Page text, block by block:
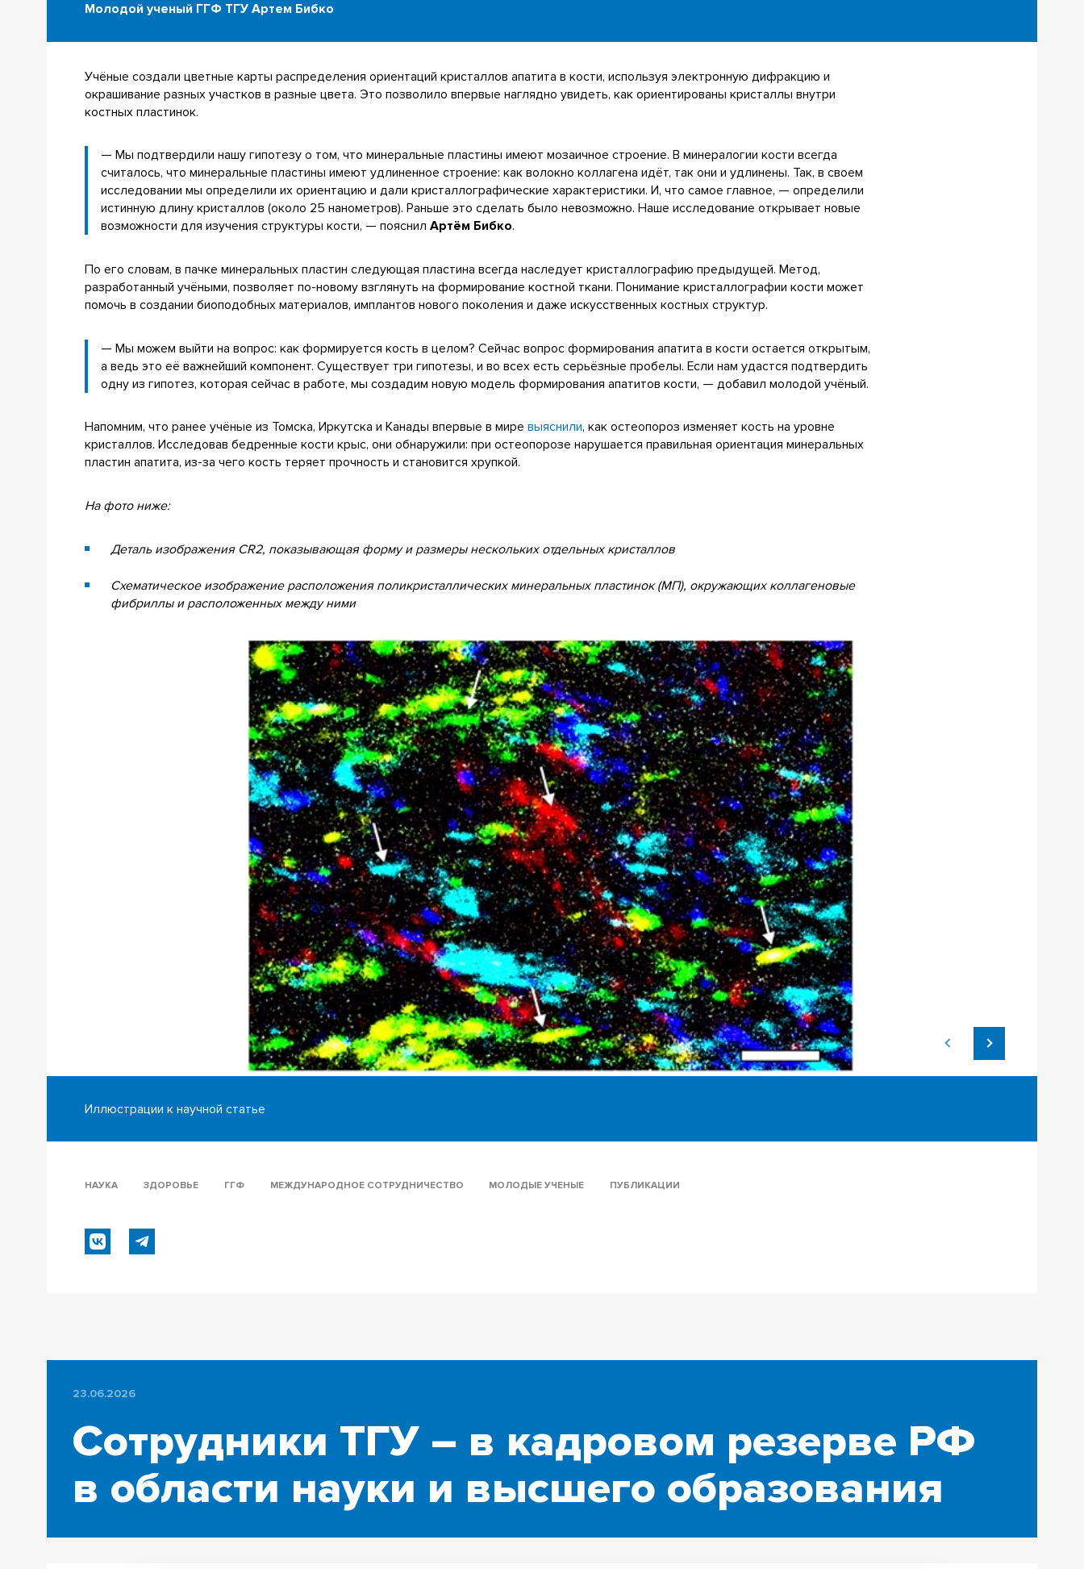
Молодой ученый ГГФ ТГУ Артем Бибко
Учёные создали цветные карты распределения ориентаций кристаллов апатита в кости, используя электронную дифракцию и
окрашивание разных участков в разные цвета. Это позволило впервые наглядно увидеть, как ориентированы кристаллы внутри
костных пластинок.
— Мы подтвердили нашу гипотезу о том, что минеральные пластины имеют мозаичное строение. В минералогии кости всегда
считалось, что минеральные пластины имеют удлиненное строение: как волокно коллагена идёт, так они и удлинены. Так, в своем
исследовании мы определили их ориентацию и дали кристаллографические характеристики. И, что самое главное, — определили
истинную длину кристаллов (около 25 нанометров). Раньше это сделать было невозможно. Наше исследование открывает новые
возможности для изучения структуры кости, — пояснилАртём Бибко.
По его словам, в пачке минеральных пластин следующая пластина всегда наследует кристаллографию предыдущей. Метод,
разработанный учёными, позволяет по-новому взглянуть на формирование костной ткани. Понимание кристаллографии кости может
помочь в создании биоподобных материалов, имплантов нового поколения и даже искусственных костных структур.
— Мы можем выйти на вопрос: как формируется кость в целом? Сейчас вопрос формирования апатита в кости остается открытым,
а ведь это её важнейший компонент. Существует три гипотезы, и во всех есть серьёзные пробелы. Если нам удастся подтвердить
одну из гипотез, которая сейчас в работе, мы создадим новую модель формирования апатитов кости, — добавил молодой учёный.
Напомним, что ранее учёные из Томска, Иркутска и Канады впервые в миревыяснили, как остеопороз изменяет кость на уровне
кристаллов. Исследовав бедренные кости крыс, они обнаружили: при остеопорозе нарушается правильная ориентация минеральных
пластин апатита, из-за чего кость теряет прочность и становится хрупкой.
На фото ниже:
Деталь изображения CR2, показывающая форму и размеры нескольких отдельных кристаллов
Схематическое изображение расположения поликристаллических минеральных пластинок (МП), окружающих коллагеновые
фибриллы и расположенных между ними
Иллюстрации к научной статье
НАУКА ЗДОРОВЬЕ ГГФ МЕЖДУНАРОДНОЕ СОТРУДНИЧЕСТВО МОЛОДЫЕ УЧЕНЫЕ ПУБЛИКАЦИИ
23.06.2026
Сотрудники ТГУ – в кадровом резерве РФ
в области науки и высшего образования